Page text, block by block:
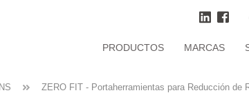
PRODUCTOS MARCAS
ZERO FIT - Portaherramientas para Reducción de